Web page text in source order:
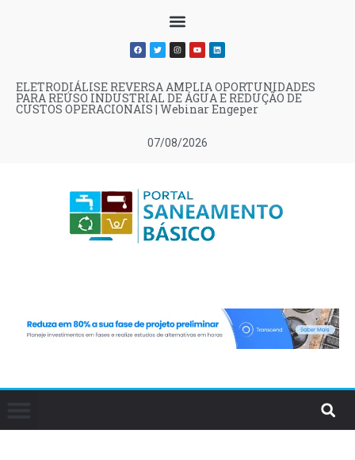
07/08/2026
ELETRODIÁLISE REVERSA AMPLIA OPORTUNIDADES
PARA REÚSO INDUSTRIAL DE ÁGUA E REDUÇÃO DE
CUSTOS OPERACIONAIS | Webinar Engeper